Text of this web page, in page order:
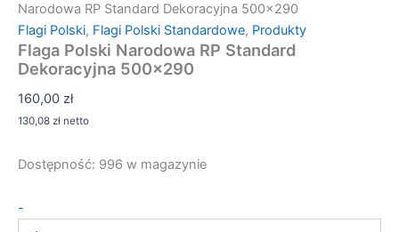
Narodowa RP Standard Dekoracyjna 500×290
Flagi Polski, Flagi Polski Standardowe, Produkty
Flaga Polski Narodowa RP Standard
Dekoracyjna 500×290
160,00 zł
130,08 zł netto
Dostępność: 996 w magazynie
-
Flaga